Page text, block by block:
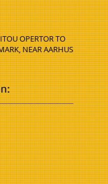
OPERTOR TO
NEAR AARHUS